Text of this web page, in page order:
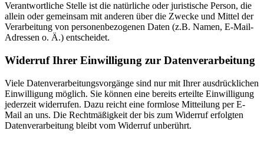
Verantwortliche Stelle ist die natürliche oder juristische Person, die
allein oder gemeinsam mit anderen über die Zwecke und Mittel der
Verarbeitung von personenbezogenen Daten (z.B. Namen, E-Mail-
Adressen o. Ä.) entscheidet.
Widerruf Ihrer Einwilligung zur Datenverarbeitung
Viele Datenverarbeitungsvorgänge sind nur mit Ihrer ausdrücklichen
Einwilligung möglich. Sie können eine bereits erteilte Einwilligung
jederzeit widerrufen. Dazu reicht eine formlose Mitteilung per E-
Mail an uns. Die Rechtmäßigkeit der bis zum Widerruf erfolgten
Datenverarbeitung bleibt vom Widerruf unberührt.